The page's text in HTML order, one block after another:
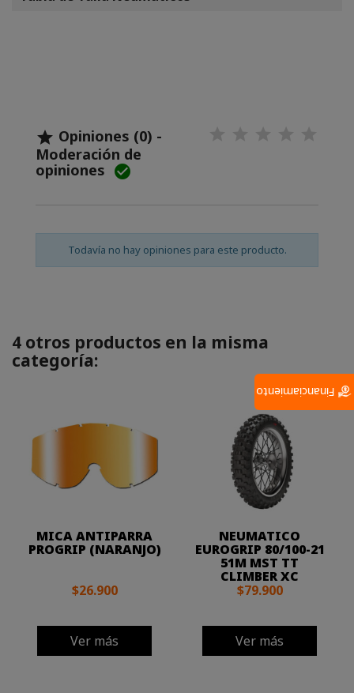
 Opiniones (0) -
Moderación de
opiniones 
Todavía no hay opiniones para este producto.
4 otros productos en la misma
categoría:
MICA ANTIPARRA
PROGRIP (NARANJO)
$26.900
Ver más
NEUMATICO
EUROGRIP 80/100-21
51M MST TT
CLIMBER XC
$79.900
Ver más
Financiamiento